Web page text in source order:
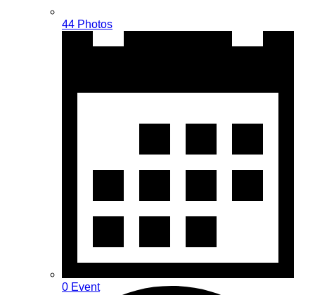
44 Photos
0 Event